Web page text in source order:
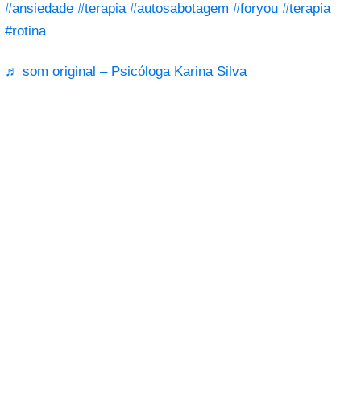
#ansiedade #terapia #autosabotagem #foryou #terapia
#rotina
♬ som original – Psicóloga Karina Silva